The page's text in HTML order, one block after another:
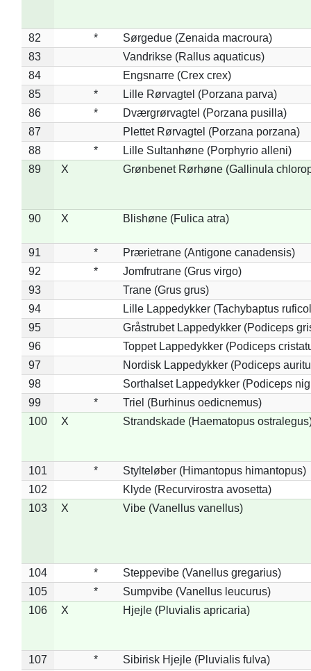
82 *
Sørgedue (Zenaida macroura)
83
Vandrikse (Rallus aquaticus)
84
Engsnarre (Crex crex)
85
*
Lille Rørvagtel (Porzana parva)
86
*
Dværgrørvagtel (Porzana pusilla)
87
Plettet Rørvagtel (Porzana porzana)
88
*
Lille Sultanhøne (Porphyrio alleni)
89
X Grønbenet Rørhøne (Gallinula
90 X Blishøne (Fulica atra)
91 *
Prærietrane (Antigone canadensis)
92
*
Jomfrutrane (Grus virgo)
93
Trane (Grus grus)
94
Lille Lappedykker (Tachybaptus
95
Gråstrubet Lappedykker (Podiceps
96
Toppet Lappedykker (Podiceps
97
Nordisk Lappedykker (Podiceps
98
Sorthalset Lappedykker (Podiceps
99
*
Triel (Burhinus oedicnemus)
100
X Strandskade (Haematopus
101 *
Stylteløber (Himantopus himantopus)
102
Klyde (Recurvirostra avosetta)
103
X Vibe (Vanellus vanellus)
104 *
Steppevibe (Vanellus gregarius)
105
*
Sumpvibe (Vanellus leucurus)
106
X Hjejle (Pluvialis apricaria)
107 *
Sibirisk Hjejle (Pluvialis fulva)